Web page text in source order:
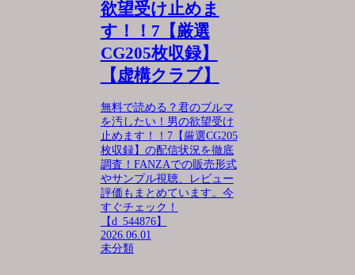
欲望受け止めま
す！！7【厳選
CG205枚収録】
【虚構クラブ】
無料で読める？君のブルマ
を汚したい！男の欲望受け
止めます！！7【厳選CG205
枚収録】の配信状況を徹底
調査！FANZAでの販売形式
やサンプル視聴、レビュー
評価もまとめています。今
すぐチェック！
【d_544876】
2026.06.01
未分類